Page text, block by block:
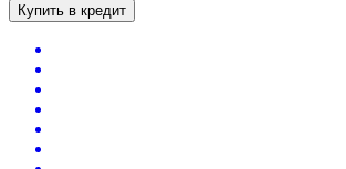
Купить в кредит